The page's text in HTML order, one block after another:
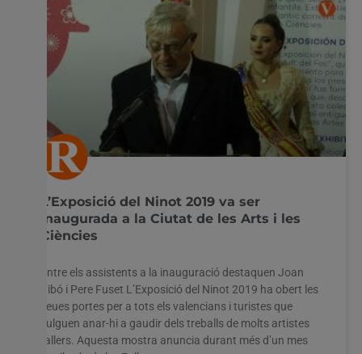
L’Exposició del Ninot 2019 va ser
inaugurada a la Ciutat de les Arts i les
Ciències
Entre els assistents a la inauguració destaquen Joan
Ribó i Pere Fuset L’Exposició del Ninot 2019 ha obert les
seues portes per a tots els valencians i turistes que
vulguen anar-hi a gaudir dels treballs de molts artistes
fallers. Aquesta mostra anuncia durant més d’un mes
Utilitzem cookies al nostre lloc web per oferir-vos
l'experiència més rellevant recordant les vostres preferències
i visites repetides. En fer clic a "Acceptar-ho tot", accepteu
l'ús de TOTES les cookies. Tanmateix, podeu visitar